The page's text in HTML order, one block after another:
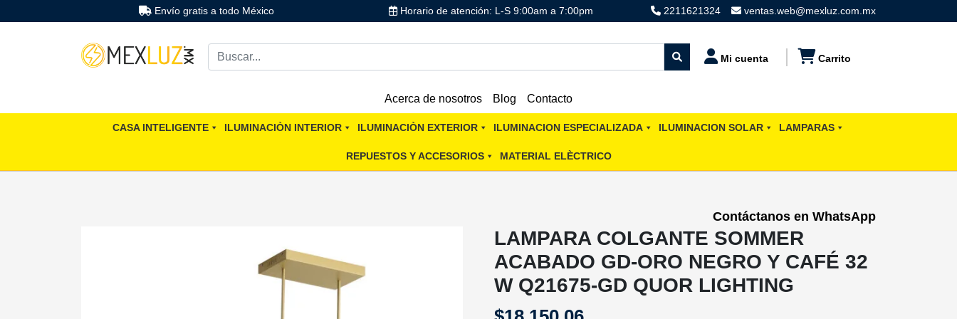
Envío gratis a todo México Horario de atención: L-S 9:00am a 7:00pm 2211621324 ventas.web@mexluz.com.mx
Mi cuenta Carrito
Acerca de nosotros Blog Contacto
CASA INTELIGENTE ILUMINACIÒN INTERIOR ILUMINACIÒN EXTERIOR ILUMINACION ESPECIALIZADA ILUMINACION SOLAR LAMPARAS
REPUESTOS Y ACCESORIOS MATERIAL ELÈCTRICO
Contáctanos en WhatsApp
LAMPARA COLGANTE SOMMER
ACABADO GD-ORO NEGRO Y CAFÉ 32
W Q21675-GD QUOR LIGHTING